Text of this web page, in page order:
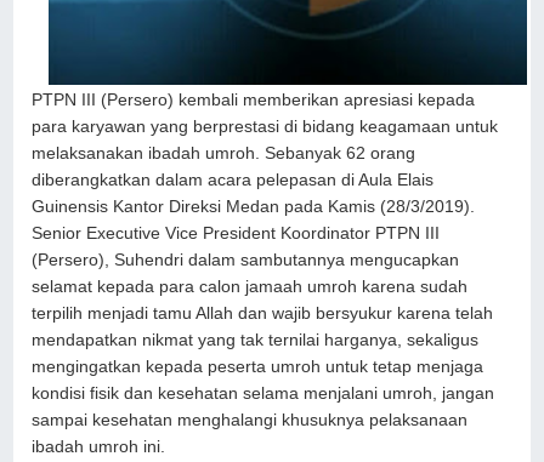
PTPN III (Persero) kembali memberikan apresiasi kepada
para karyawan yang berprestasi di bidang keagamaan untuk
melaksanakan ibadah umroh. Sebanyak 62 orang
diberangkatkan dalam acara pelepasan di Aula Elais
Guinensis Kantor Direksi Medan pada Kamis (28/3/2019).
Senior Executive Vice President Koordinator PTPN III
(Persero), Suhendri dalam sambutannya mengucapkan
selamat kepada para calon jamaah umroh karena sudah
terpilih menjadi tamu Allah dan wajib bersyukur karena telah
mendapatkan nikmat yang tak ternilai harganya, sekaligus
mengingatkan kepada peserta umroh untuk tetap menjaga
kondisi fisik dan kesehatan selama menjalani umroh, jangan
sampai kesehatan menghalangi khusuknya pelaksanaan
ibadah umroh ini.